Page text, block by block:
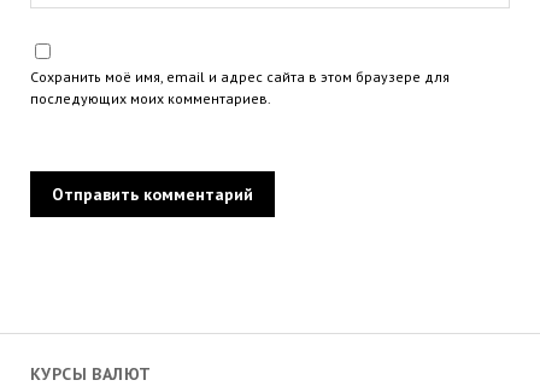
КУРСЫ ВАЛЮТ
Сохранить моё имя, email и адрес сайта в этом браузере для
последующих моих комментариев.